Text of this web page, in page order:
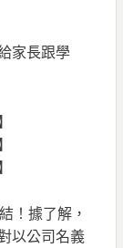
家長跟學
！據了解，
以公司名義